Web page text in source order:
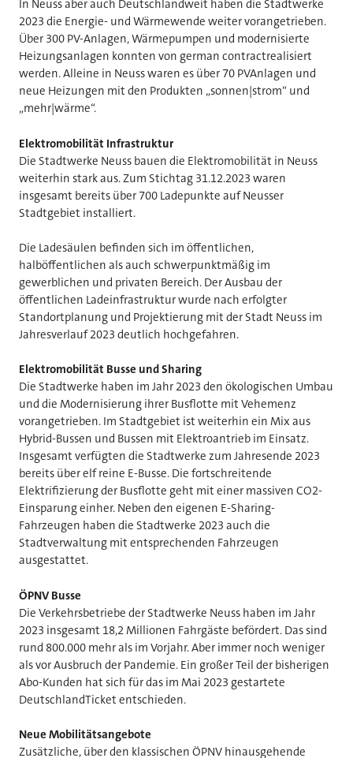
In Neuss aber auch Deutschlandweit haben die Stadtwerke
2023 die Energie- und Wärmewende weiter vorangetrieben.
Über 300 PV-Anlagen, Wärmepumpen und modernisierte
Heizungsanlagen konnten von german contractrealisiert
werden. Alleine in Neuss waren es über 70 PVAnlagen und
neue Heizungen mit den Produkten „sonnen|strom“ und
„mehr|wärme“.
Elektromobilität Infrastruktur
Die Stadtwerke Neuss bauen die Elektromobilität in Neuss
weiterhin stark aus. Zum Stichtag 31.12.2023 waren
insgesamt bereits über 700 Ladepunkte auf Neusser
Stadtgebiet installiert.
Die Ladesäulen befinden sich im öffentlichen,
halböffentlichen als auch schwerpunktmäßig im
gewerblichen und privaten Bereich. Der Ausbau der
öffentlichen Ladeinfrastruktur wurde nach erfolgter
Standortplanung und Projektierung mit der Stadt Neuss im
Jahresverlauf 2023 deutlich hochgefahren.
Elektromobilität Busse und Sharing
Die Stadtwerke haben im Jahr 2023 den ökologischen Umbau
und die Modernisierung ihrer Busflotte mit Vehemenz
vorangetrieben. Im Stadtgebiet ist weiterhin ein Mix aus
Hybrid-Bussen und Bussen mit Elektroantrieb im Einsatz.
Insgesamt verfügten die Stadtwerke zum Jahresende 2023
bereits über elf reine E-Busse. Die fortschreitende
Elektrifizierung der Busflotte geht mit einer massiven CO2-
Einsparung einher. Neben den eigenen E-Sharing-
Fahrzeugen haben die Stadtwerke 2023 auch die
Stadtverwaltung mit entsprechenden Fahrzeugen
ausgestattet.
ÖPNV Busse
Die Verkehrsbetriebe der Stadtwerke Neuss haben im Jahr
2023 insgesamt 18,2 Millionen Fahrgäste befördert. Das sind
rund 800.000 mehr als im Vorjahr. Aber immer noch weniger
als vor Ausbruch der Pandemie. Ein großer Teil der bisherigen
Abo-Kunden hat sich für das im Mai 2023 gestartete
DeutschlandTicket entschieden.
Neue Mobilitätsangebote
Zusätzliche, über den klassischen ÖPNV hinausgehende